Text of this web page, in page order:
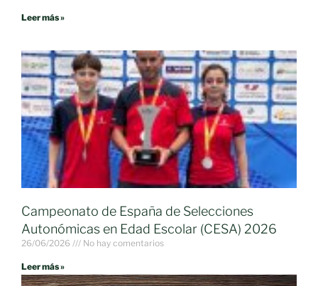
Leer más »
Campeonato de España de Selecciones
Autonómicas en Edad Escolar (CESA) 2026
26/06/2026 No hay comentarios
Leer más »